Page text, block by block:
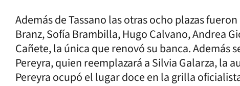
Además de Tassano las otras ocho plazas
Branz, Sofía Brambilla, Hugo Calvano, Andrea
Cañete, la única que renovó su banca. Además
Pereyra, quien reemplazará a Silvia Galarza, la
Pereyra ocupó el lugar doce en la grilla